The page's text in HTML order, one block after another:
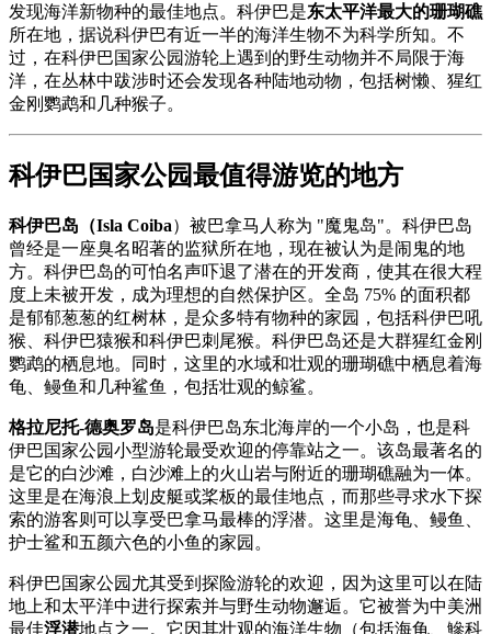
发现海洋新物种的最佳地点。科伊巴是东太平洋最大的珊瑚礁
所在地，据说科伊巴有近一半的海洋生物不为科学所知。不
过，在科伊巴国家公园游轮上遇到的野生动物并不局限于海
洋，在丛林中跋涉时还会发现各种陆地动物，包括树懒、猩红
金刚鹦鹉和几种猴子。
科伊巴国家公园最值得游览的地方
科伊巴岛（Isla Coiba）被巴拿马人称为 "魔鬼岛"。科伊巴岛
曾经是一座臭名昭著的监狱所在地，现在被认为是闹鬼的地
方。科伊巴岛的可怕名声吓退了潜在的开发商，使其在很大程
度上未被开发，成为理想的自然保护区。全岛 75% 的面积都
是郁郁葱葱的红树林，是众多特有物种的家园，包括科伊巴吼
猴、科伊巴猿猴和科伊巴刺尾猴。科伊巴岛还是大群猩红金刚
鹦鹉的栖息地。同时，这里的水域和壮观的珊瑚礁中栖息着海
龟、鳗鱼和几种鲨鱼，包括壮观的鲸鲨。
格拉尼托-德奥罗岛是科伊巴岛东北海岸的一个小岛，也是科
伊巴国家公园小型游轮最受欢迎的停靠站之一。该岛最著名的
是它的白沙滩，白沙滩上的火山岩与附近的珊瑚礁融为一体。
这里是在海浪上划皮艇或桨板的最佳地点，而那些寻求水下探
索的游客则可以享受巴拿马最棒的浮潜。这里是海龟、鳗鱼、
护士鲨和五颜六色的小鱼的家园。
科伊巴国家公园尤其受到探险游轮的欢迎，因为这里可以在陆
地上和太平洋中进行探索并与野生动物邂逅。它被誉为中美洲
最佳浮潜地点之一。它因其壮观的海洋生物（包括海龟、鰺科